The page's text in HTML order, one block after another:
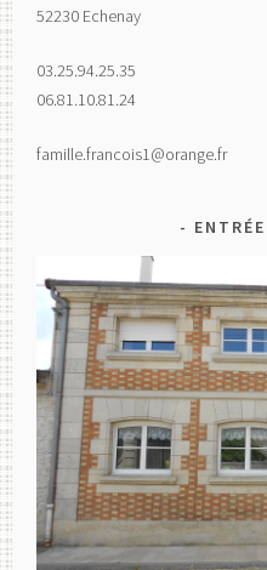
52230 Echenay
03.25.94.25.35
06.81.10.81.24
famille.francois1@orange.fr